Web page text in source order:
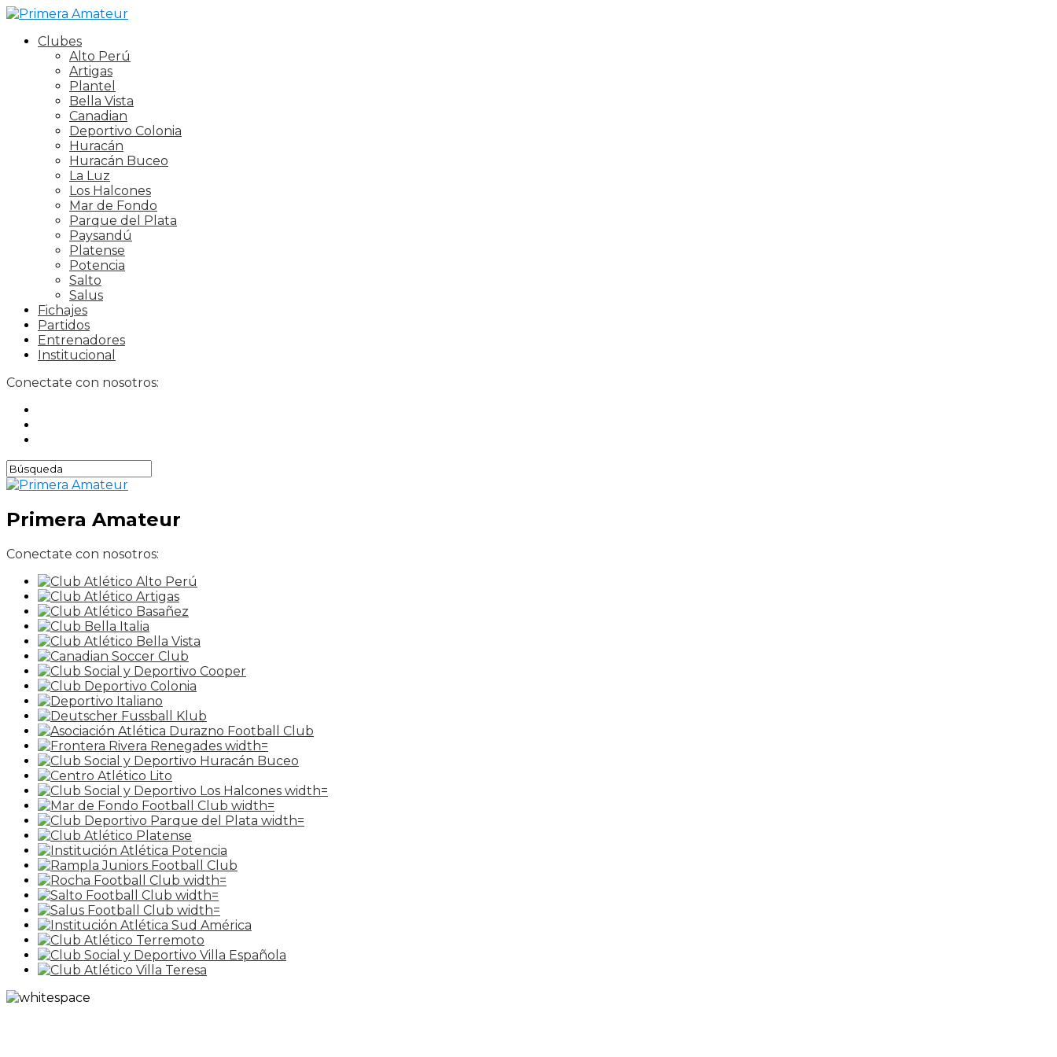
Clubes
Alto Perú
Artigas
Plantel
Bella Vista
Canadian
Deportivo Colonia
Huracán
Huracán Buceo
La Luz
Los Halcones
Mar de Fondo
Parque del Plata
Paysandú
Platense
Potencia
Salto
Salus
Fichajes
Partidos
Entrenadores
Institucional
Conectate con nosotros:
Primera Amateur
Conectate con nosotros: